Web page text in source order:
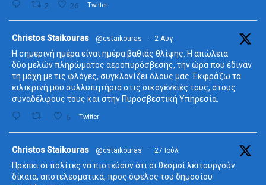
2 26 Twitter
Christos Staikouras @cstaikouras · 2 Αυγ
Η σημερινή ημέρα είναι ημέρα βαθιάς θλίψης. Η απώλεια
δύο μελών πληρώματος αεροπυρόσβεσης, την ώρα που έδιναν
τη μάχη με τις φλόγες, συγκλονίζει όλους μας. Εκφράζω τα
ειλικρινή μου συλλυπητήρια στις οικογένειές τους, στους
συναδέλφους τους και στην Πυροσβεστική Υπηρεσία.
6 Twitter
Christos Staikouras @cstaikouras · 27 Ιούλ
Πρέπει οι πολίτες να πιστεύουν ότι οι θεσμοί λειτουργούν
δίκαια, αποτελεσματικά, προς όφελος του δημοσίου